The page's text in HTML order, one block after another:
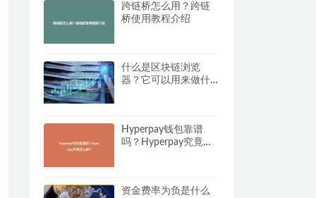
跨链桥怎么用？跨链
桥使用教程介绍
什么是区块链浏览
器？它可以用来做什
Hyperpay钱包靠谱
吗？Hyperpay究竟怎
资金费率为负是什么